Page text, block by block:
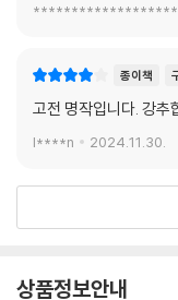
종이책
고전 명작입니다. 강추
l****n 2024.11.30.
상품정보안내